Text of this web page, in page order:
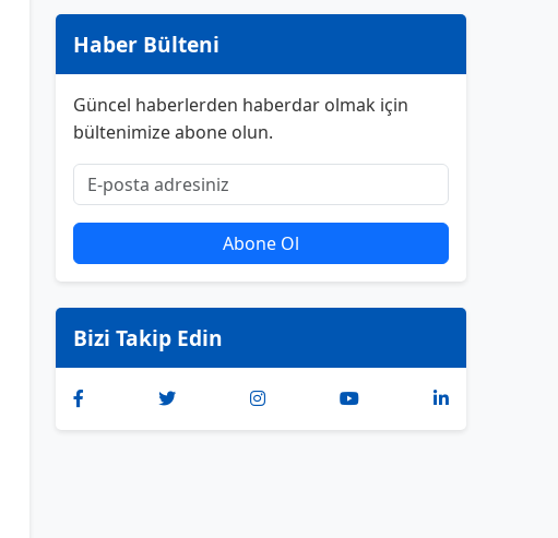
Haber Bülteni
Güncel haberlerden haberdar olmak için
bültenimize abone olun.
Abone Ol
Bizi Takip Edin